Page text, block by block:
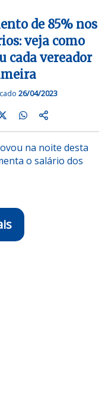
de 85% nos
veja como
cada vereador
26/04/2023
na noite desta
o salário dos